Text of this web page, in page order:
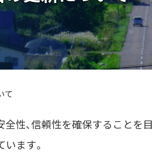
て
性、信頼性を確保することを
ます。